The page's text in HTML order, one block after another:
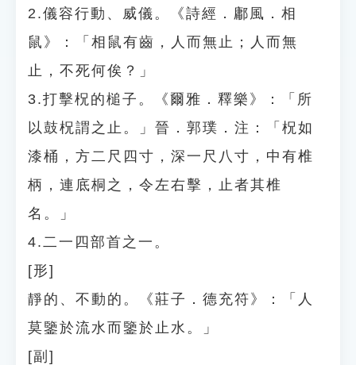
2.儀容行動、威儀。《詩經．鄘風．相
鼠》：「相鼠有齒，人而無止；人而無
止，不死何俟？」
3.打擊柷的槌子。《爾雅．釋樂》：「所
以鼓柷謂之止。」晉．郭璞．注：「柷如
漆桶，方二尺四寸，深一尺八寸，中有椎
柄，連底桐之，令左右擊，止者其椎
名。」
4.二一四部首之一。
[形]
靜的、不動的。《莊子．德充符》：「人
莫鑒於流水而鑒於止水。」
[副]